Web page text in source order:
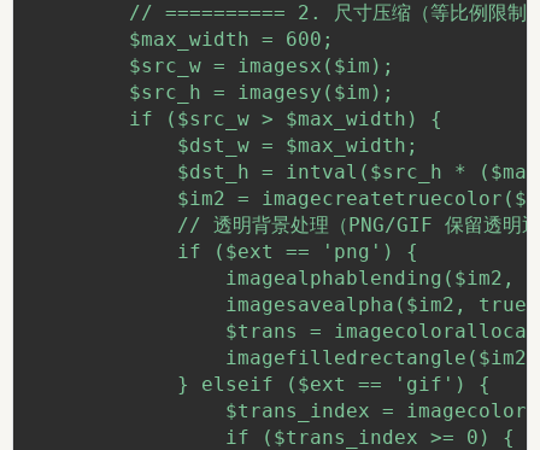
// ========== 2. 尺寸压缩（等比例限制最
$max_width = 600;
$src_w = imagesx($im);
$src_h = imagesy($im);
if ($src_w > $max_width) {
$dst_w = $max_width;
$dst_h = intval($src_h *
$im2 =
// 透明背景处理（PNG/GIF 保留透明通
if ($ext == 'png') {
imagealphablending($im2,
imagesavealpha($im2,
$trans =
imagefilledrectangle($im2, 0, 0,
} elseif ($ext == 'gif') {
$trans_index =
if ($trans_index >= 0) {